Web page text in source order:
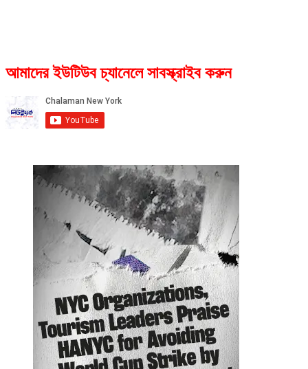
আমাদের ইউটিউব চ্যানেলে সাবস্ক্রাইব করুন